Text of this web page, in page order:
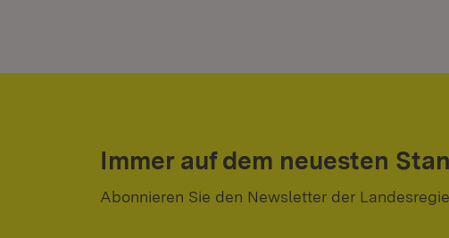
Immer auf dem neuesten
Abonnieren Sie den Newsletter der